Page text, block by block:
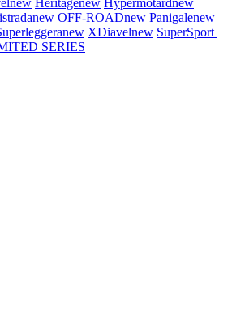
new Heritagenew Hypermotardnew
new OFF-ROADnew Panigalenew
new XDiavelnew SuperSport
SERIES